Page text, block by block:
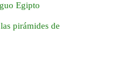
Egipto
pirámides de